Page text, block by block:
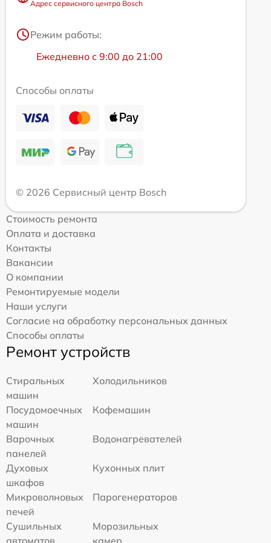
Адрес сервисного центра Bosch
Режим работы:
Ежедневно с 9:00 до 21:00
Способы оплаты
© 2026 Сервисный центр Bosch
Стоимость ремонта
Оплата и доставка
Контакты
Вакансии
О компании
Ремонтируемые модели
Наши услуги
Согласие на обработку персональных данных
Способы оплаты
Ремонт устройств
Стиральных
машин
Холодильников
Посудомоечных
машин
Кофемашин
Варочных
панелей
Водонагревателей
Духовых
шкафов
Кухонных плит
Микроволновых
печей
Парогенераторов
Сушильных
автоматов
Морозильных
камер